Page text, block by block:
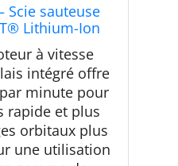
Scie sauteuse
Lithium-Ion
à vitesse
intégré offre
minute pour
rapide et plus
orbitaux plus
une utilisation